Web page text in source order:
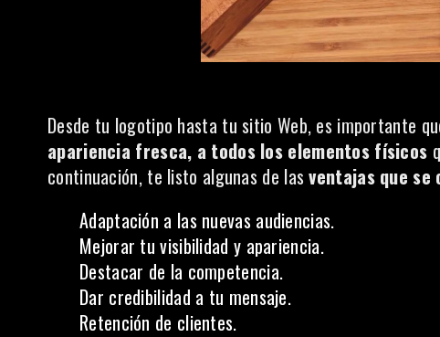
Desde tu logotipo hasta tu sitio Web, es importante
apariencia fresca, a todos los elementos físicos
continuación, te listo algunas de lasventajas que
Adaptación a las nuevas audiencias.
Mejorar tu visibilidad y apariencia.
Destacar de la competencia.
Dar credibilidad a tu mensaje.
Retención de clientes.